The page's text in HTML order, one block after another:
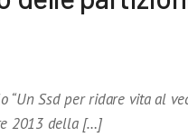
“Un Ssd per ridare vita al
2013 della […]